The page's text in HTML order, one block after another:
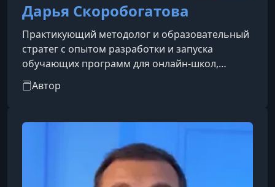
Дарья Скоробогатова
Практикующий методолог и образовательный
стратег с опытом разработки и запуска
обучающих программ для онлайн-школ,
экспертов и корпоративных проектов. Она
системно работает с образовательными
учеников в четкую структуру обучения и
результат, а не на формальность.
Автор